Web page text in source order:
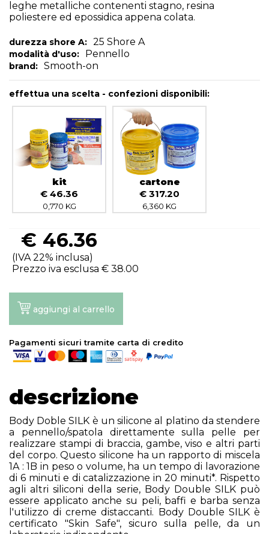
leghe metalliche contenenti stagno, resina
poliestere ed epossidica appena colata.
durezza shore A: 25 Shore A
modalità d'uso: Pennello
brand: Smooth-on
effettua una scelta - confezioni disponibili:
kit
€ 46.36
0,770 KG
cartone
€ 317.20
6,360 KG
€ 46.36
(IVA 22% inclusa)
Prezzo iva esclusa € 38.00
aggiungi al carrello
Pagamenti sicuri tramite carta di credito
descrizione
Body Doble SILK è un silicone al platino da stendere
a pennello/spatola direttamente sulla pelle per
realizzare stampi di braccia, gambe, viso e altri parti
del corpo. Questo silicone ha un rapporto di miscela
1A : 1B in peso o volume, ha un tempo di lavorazione
di 6 minuti e di catalizzazione in 20 minuti*. Rispetto
agli altri siliconi della serie, Body Double SILK può
essere applicato anche su peli, baffi e barba senza
l'utilizzo di creme distaccanti. Body Double SILK è
certificato "Skin Safe", sicuro sulla pelle, da un